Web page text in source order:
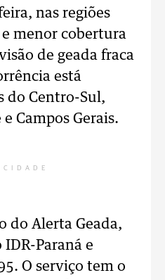
nas regiões
menor cobertura
de geada fraca
está
do Centro-Sul,
Campos Gerais.
do Alerta Geada,
Paraná e
O serviço tem o